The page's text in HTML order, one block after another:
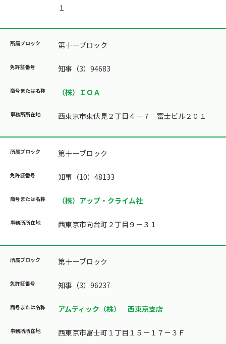
１
第十一ブロック
知事（3）94683
（株）ＩＯＡ
西東京市東伏見２丁目４－７ 富士ビル２０１
第十一ブロック
知事（10）48133
（株）アップ・クライム社
西東京市向台町２丁目９－３１
第十一ブロック
知事（3）96237
アムティック（株） 西東京支店
西東京市富士町１丁目１５－１７－３Ｆ